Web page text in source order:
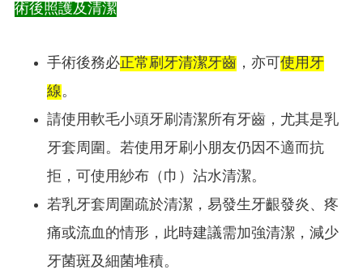
術後照護及清潔
手術後務必正常刷牙清潔牙齒 ，亦可 使用牙
線。
請使用軟毛小頭牙刷清潔所有牙齒，尤其是乳
牙套周圍。若使用牙刷小朋友仍因不適而抗
拒，可使用紗布（巾）沾水清潔。
若乳牙套周圍疏於清潔，易發生牙齦發炎、疼
痛或流血的情形，此時建議需加強清潔，減少
牙菌斑及細菌堆積。